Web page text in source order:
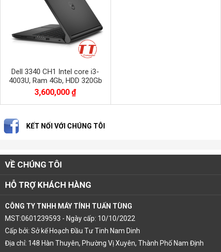
Dell 3340 CH1 Intel core i3-
4003U, Ram 4Gb, HDD 320Gb
3,600,000 ₫
KẾT NỐI VỚI CHÚNG TÔI
VỀ CHÚNG TÔI
HỖ TRỢ KHÁCH HÀNG
CÔNG TY TNHH MÁY TÍNH TUẤN TÙNG
MST:0601239593 - Ngày cấp: 10/10/2022
Cấp bởi: Sở kế Hoạch Đầu Tư Tinh Nam Dinh
Địa chỉ: 148 Hàn Thuyên, Phường Vị Xuyên, Thành Phố Nam Định